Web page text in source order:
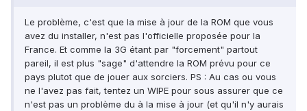
Le problème, c'est que la mise à jour de la ROM que vous
avez du installer, n'est pas l'officielle proposée pour la
France. Et comme la 3G étant par "forcement" partout
pareil, il est plus "sage" d'attendre la ROM prévu pour ce
pays plutot que de jouer aux sorciers. PS : Au cas ou vous
ne l'avez pas fait, tentez un WIPE pour sous assurer que ce
n'est pas un problème du à la mise à jour (et qu'il n'y aurais